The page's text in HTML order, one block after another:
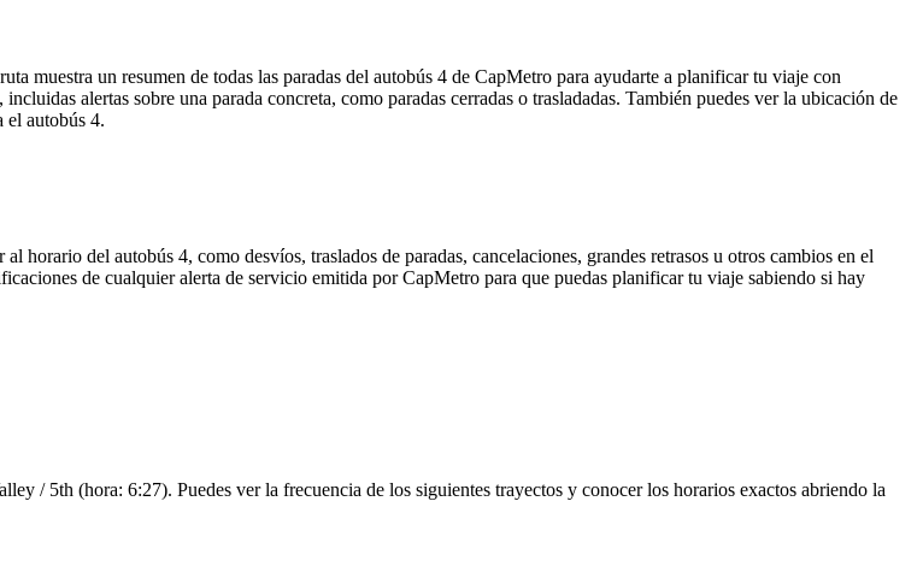
muestra un resumen de todas las paradas del autobús 4 de CapMetro para ayudarte a planificar tu viaje con
alertas sobre una parada concreta, como paradas cerradas o trasladadas. También puedes ver la ubicación de
el autobús 4.
horario del autobús 4, como desvíos, traslados de paradas, cancelaciones, grandes retrasos u otros cambios en el
de cualquier alerta de servicio emitida por CapMetro para que puedas planificar tu viaje sabiendo si hay
/ 5th (hora: 6:27). Puedes ver la frecuencia de los siguientes trayectos y conocer los horarios exactos abriendo la